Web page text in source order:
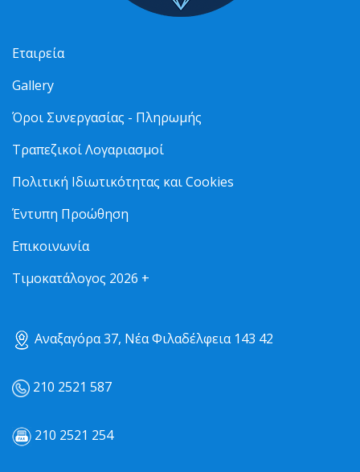
Εταιρεία
Gallery
Όροι Συνεργασίας - Πληρωμής
Τραπεζικοί Λογαριασμοί
Πολιτική Ιδιωτικότητας και Cookies
Έντυπη Προώθηση
Επικοινωνία
Τιμοκατάλογος 2026 +
Αναξαγόρα 37, Νέα Φιλαδέλφεια 143 42
210 2521 587
210 2521 254